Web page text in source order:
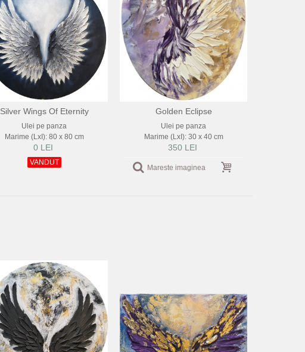
Silver Wings Of Eternity
Ulei pe panza
Marime (LxI): 80 x 80 cm
0 LEI
VANDUT
Golden Eclipse
Ulei pe panza
Marime (LxI): 30 x 40 cm
350 LEI
Mareste imaginea